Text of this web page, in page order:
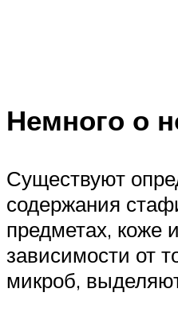
Немного о
Существуют
содержания
предметах, коже
зависимости от
микроб,